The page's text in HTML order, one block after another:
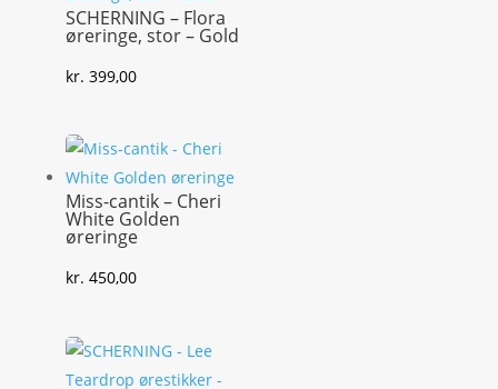
SCHERNING – Flora
øreringe, stor – Gold
kr. 399,00
Miss-cantik – Cheri
White Golden
øreringe
kr. 450,00